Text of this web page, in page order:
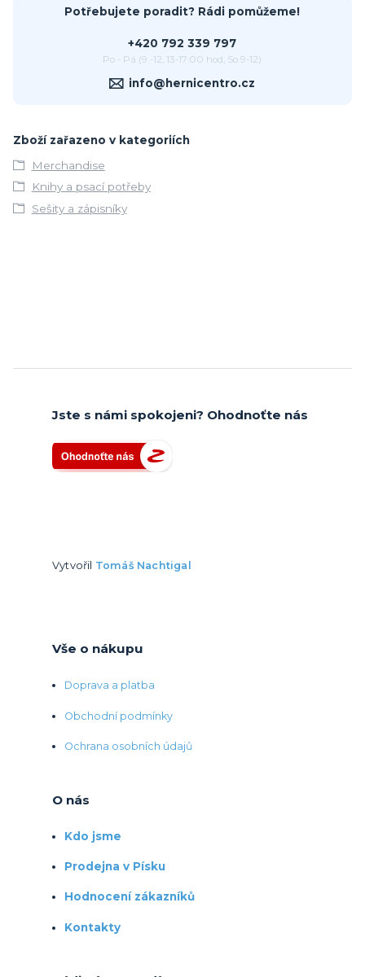
Potřebujete poradit? Rádi pomůžeme!
+420 792 339 797
Po - Pá (9 -12, 13-17:00 hod, So 9-12)
info@hernicentro.cz
Zboží zařazeno v kategoriích
Merchandise
Knihy a psací potřeby
Sešity a zápisníky
Jste s námi spokojeni? Ohodnoťte nás
Vytvořil Tomáš Nachtigal
Vše o nákupu
Doprava a platba
Obchodní podmínky
Ochrana osobních údajů
O nás
Kdo jsme
Prodejna v Písku
Hodnocení zákazníků
Kontakty